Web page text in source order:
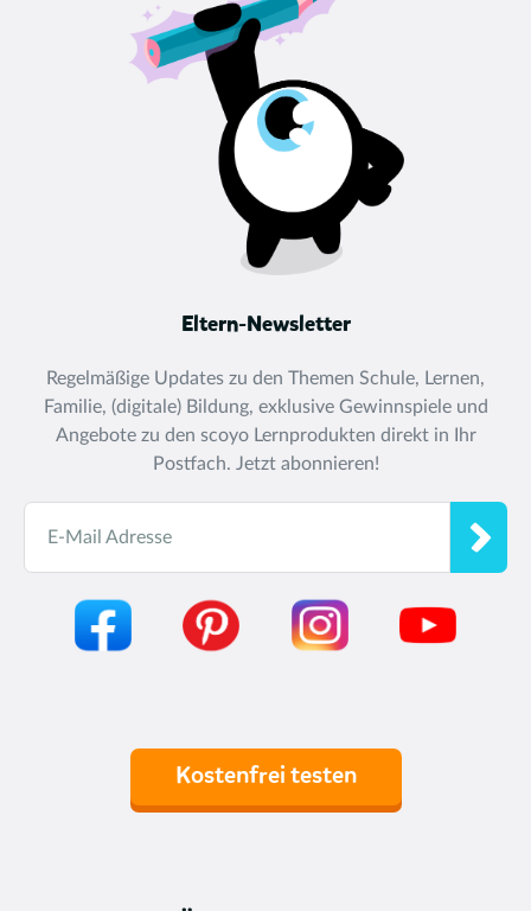
Eltern-Newsletter
Regelmäßige Updates zu den Themen Schule, Lernen,
Familie, (digitale) Bildung, exklusive Gewinnspiele und
Angebote zu den scoyo Lernprodukten direkt in Ihr
Postfach. Jetzt abonnieren!
E-Mail Adresse
Kostenfrei testen